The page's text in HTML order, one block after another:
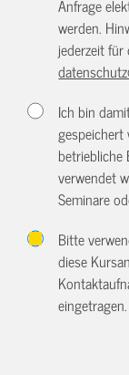
Anfrage
werden.
jederzeit
Ich bin
betriebliche
verwendet
Seminare
Bitte
diese
eingetragen.